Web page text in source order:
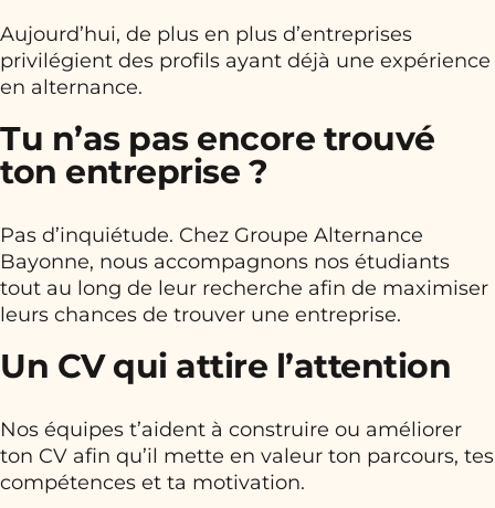
Aujourd’hui, de plus en plus d’entreprises
privilégient des profils ayant déjà une expérience
en alternance.
Tu n’as pas encore trouvé
ton entreprise ?
Pas d’inquiétude. Chez Groupe Alternance
Bayonne, nous accompagnons nos étudiants
tout au long de leur recherche afin de maximiser
leurs chances de trouver une entreprise.
Un CV qui attire l’attention
Nos équipes t’aident à construire ou améliorer
ton CV afin qu’il mette en valeur ton parcours, tes
compétences et ta motivation.